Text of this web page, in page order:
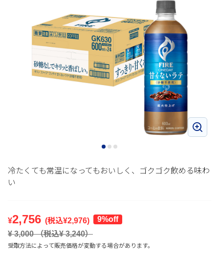
冷たくても常温になってもおいしく、ゴクゴク飲める味わ
い
¥2,756 (税込¥2,976)
9%off
¥ 3,000（税込¥3,240）
受取方法によって販売価格が変動する場合があります。